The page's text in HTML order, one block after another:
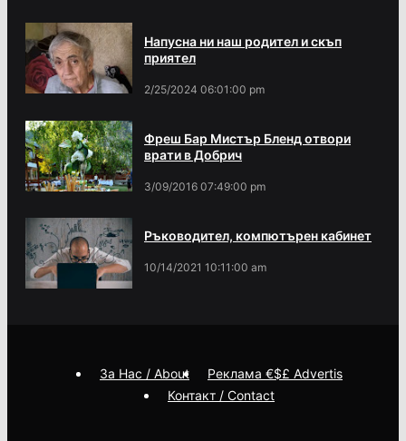
Напусна ни наш родител и скъп
приятел
2/25/2024 06:01:00 pm
Фреш Бар Мистър Бленд отвори
врати в Добрич
3/09/2016 07:49:00 pm
Ръководител, компютърен кабинет
10/14/2021 10:11:00 am
За Нас / About
Реклама €$£ Advertis
Контакт / Contact